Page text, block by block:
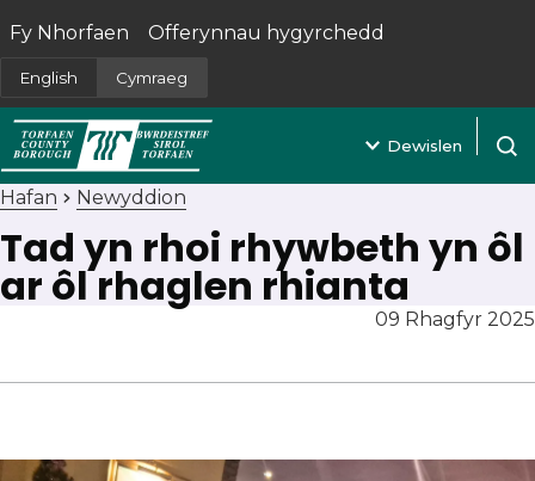
English Cymraeg
Fy Nhorfaen
(yn agor mewn tab newydd)
Offerynnau hygyrchedd
Dewislen
Hafan Newyddion
Tad yn rhoi rhywbeth yn ôl
ar ôl rhaglen rhianta
09 Rhagfyr 2025